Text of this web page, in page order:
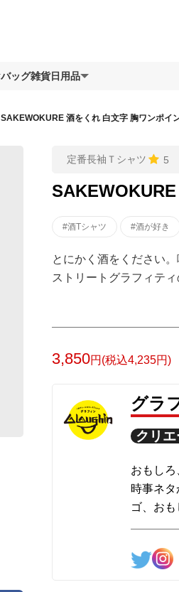
バッグ雑貨日用品
SAKEWOKURE 酒をくれ 白文字 胸ワンポイ
定番長袖Ｔシャツ 5
#酒Tシャツ #酒が好き
とにかく酒をください
ストリートグラフィテ
3,850円(税込4,235円)
グラ
クリ
おもし
時事ネ
ゴ、お
様々な